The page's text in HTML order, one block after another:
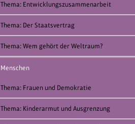
Thema: Entwicklungszusammenarbeit
Thema: Der Staatsvertrag
Thema: Wem gehört der Weltraum?
Menschen
Thema: Frauen und Demokratie
Thema: Kinderarmut und Ausgrenzung